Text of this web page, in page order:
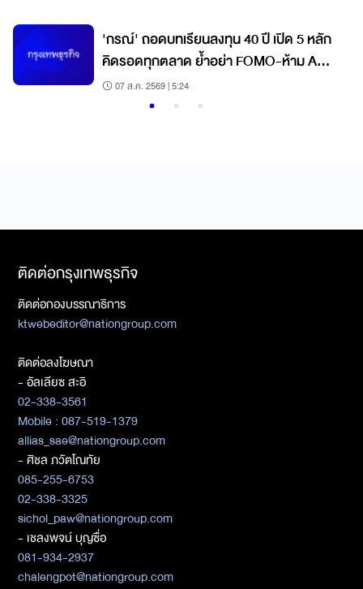
'กรณ์' ถอดบทเรียนลงทุน 40 ปี เปิด 5 หลัก
คิดรอดทุกตลาด ย้ำอย่า FOMO-ห้าม All
In วินัยคือกุญแจสร้างมั่งคั่ง
07 ส.ค. 2569 | 5:24
ติดต่อกรุงเทพธุรกิจ
ติดต่อกองบรรณาธิการ
ktwebeditor@nationgroup.com
ติดต่อลงโฆษณา
- อัลเลียซ สะอิ
02-338-3561
Mobile : 087-519-1379
allias_sae@nationgroup.com
- ศิชล ภวัตโณทัย
085-255-6753
02-338-3325
sichol_paw@nationgroup.com
- เชลงพจน์ บุญซื่อ
081-934-2937
chalengpot@nationgroup.com